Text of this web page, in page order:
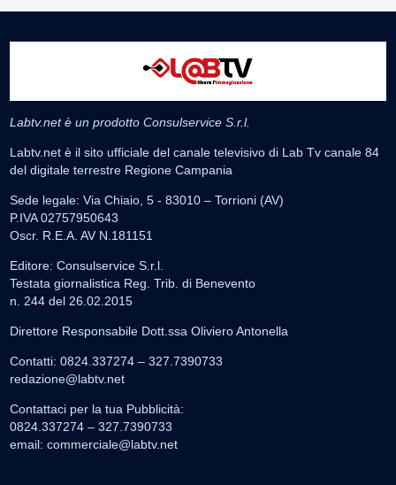
Labtv.net è un prodotto Consulservice S.r.l.
Labtv.net è il sito ufficiale del canale televisivo di Lab Tv canale 84
del digitale terrestre Regione Campania
Sede legale: Via Chiaio, 5 - 83010 – Torrioni (AV)
P.IVA 02757950643
Oscr. R.E.A. AV N.181151
Editore: Consulservice S.r.l.
Testata giornalistica Reg. Trib. di Benevento
n. 244 del 26.02.2015
Direttore Responsabile Dott.ssa Oliviero Antonella
Contatti: 0824.337274 – 327.7390733
redazione@labtv.net
Contattaci per la tua Pubblicità:
0824.337274 – 327.7390733
email: commerciale@labtv.net